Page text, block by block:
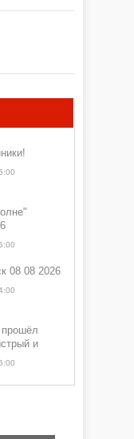
стоит
08 08 2026
прошёл
и
Спортчас